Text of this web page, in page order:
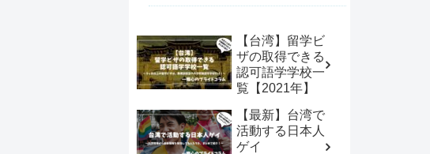
【台湾】留学ビ
ザの取得できる
認可語学学校一
覧【2021年】
【最新】台湾で
活動する日本人
ゲイ